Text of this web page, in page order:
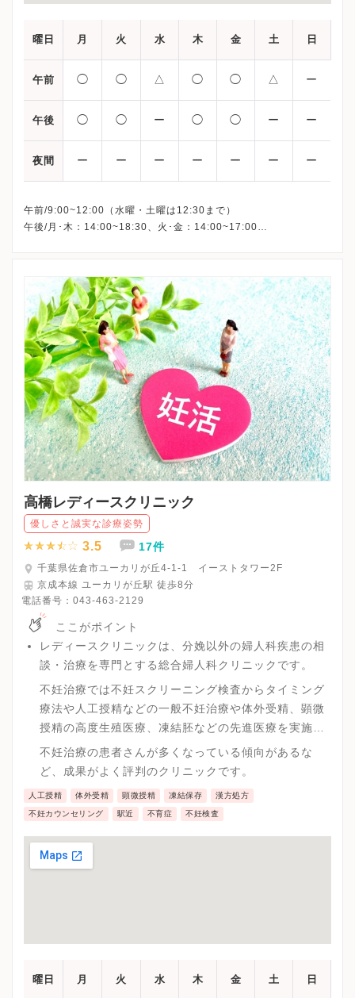
曜日 月 火 水 木 金 土 日
午前 ◯ ◯ △ ◯ ◯ △ ー
午後 ◯ ◯ ー ◯ ◯ ー ー
夜間 ー ー ー ー ー ー ー
午前/9:00~12:00（水曜・土曜は12:30まで）
午後/月･木：14:00~18:30、火･金：14:00~17:00
高橋レディースクリニック
優しさと誠実な診療姿勢
3.5 17件
千葉県佐倉市ユーカリが丘4-1-1 イーストタワー2F
京成本線 ユーカリが丘駅 徒歩8分
電話番号： 043-463-2129
ここがポイント
レディースクリニックは、分娩以外の婦人科疾患の相
談・治療を専門とする総合婦人科クリニックです。
不妊治療では不妊スクリーニング検査からタイミング
療法や人工授精などの一般不妊治療や体外受精、顕微
授精の高度生殖医療、凍結胚などの先進医療を実施し
ています。
不妊治療の患者さんが多くなっている傾向があるな
ど、成果がよく評判のクリニックです。
人工授精 体外受精 顕微授精 凍結保存 漢方処方
不妊カウンセリング 駅近 不育症 不妊検査
曜日 月 火 水 木 金 土 日